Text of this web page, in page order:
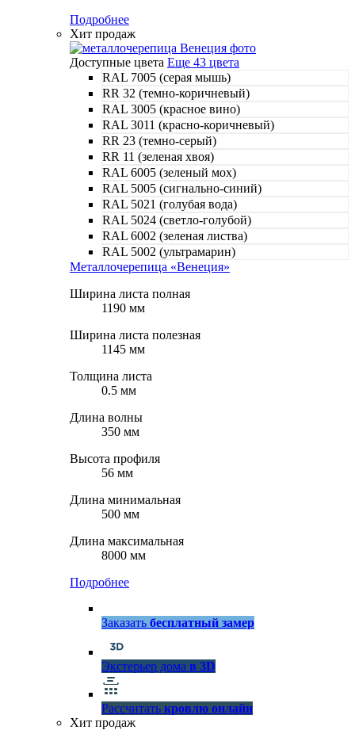
Подробнее
Хит продаж
Доступные цвета Еще 43 цвета
RAL 7005 (серая мышь)
RR 32 (темно-коричневый)
RAL 3005 (красное вино)
RAL 3011 (красно-коричневый)
RR 23 (темно-серый)
RR 11 (зеленая хвоя)
RAL 6005 (зеленый мох)
RAL 5005 (сигнально-синий)
RAL 5021 (голубая вода)
RAL 5024 (светло-голубой)
RAL 6002 (зеленая листва)
RAL 5002 (ультрамарин)
Металлочерепица «Венеция»
Ширина листа полная
1190 мм
Ширина листа полезная
1145 мм
Толщина листа
0.5 мм
Длина волны
350 мм
Высота профиля
56 мм
Длина минимальная
500 мм
Длина максимальная
8000 мм
Подробнее
Заказать бесплатный замер
Экстерьер дома в 3D
Рассчитать кровлю онлайн
Хит продаж